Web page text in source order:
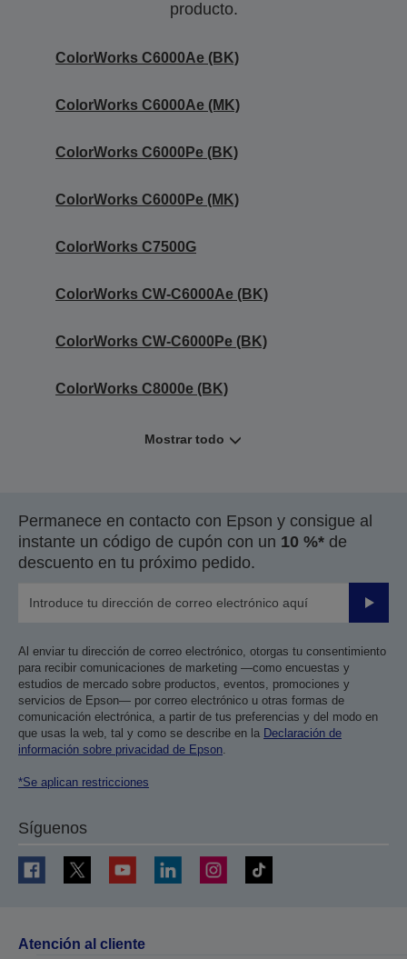
producto.
ColorWorks C6000Ae (BK)
ColorWorks C6000Ae (MK)
ColorWorks C6000Pe (BK)
ColorWorks C6000Pe (MK)
ColorWorks C7500G
ColorWorks CW-C6000Ae (BK)
ColorWorks CW-C6000Pe (BK)
ColorWorks C8000e (BK)
Mostrar todo
Permanece en contacto con Epson y consigue al
instante un código de cupón con un 10 %* de
descuento en tu próximo pedido.
Enviar
Al enviar tu dirección de correo electrónico, otorgas tu consentimiento
para recibir comunicaciones de marketing —como encuestas y
estudios de mercado sobre productos, eventos, promociones y
servicios de Epson— por correo electrónico u otras formas de
comunicación electrónica, a partir de tus preferencias y del modo en
que usas la web, tal y como se describe en la Declaración de
información sobre privacidad de Epson
*Se aplican restricciones
Síguenos
Atención al cliente